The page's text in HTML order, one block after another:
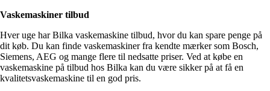
Vaskemaskiner tilbud
Hver uge har Bilka vaskemaskine tilbud, hvor du kan spare penge på
dit køb. Du kan finde vaskemaskiner fra kendte mærker som Bosch,
Siemens, AEG og mange flere til nedsatte priser. Ved at købe en
vaskemaskine på tilbud hos Bilka kan du være sikker på at få en
kvalitetsvaskemaskine til en god pris.